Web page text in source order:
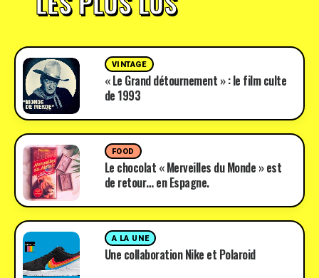
VINTAGE
« Le Grand détournement » : le film culte
de 1993
FOOD
Le chocolat « Merveilles du Monde » est
de retour… en Espagne.
A LA UNE
Une collaboration Nike et Polaroid